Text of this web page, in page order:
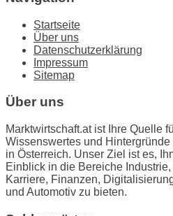
Startseite
Über uns
Datenschutzerklärung
Impressum
Sitemap
Über uns
Marktwirtschaft.at ist Ihre Quelle
Wissenswertes und
in Österreich. Unser Ziel ist es,
Einblick in die Bereiche
Karriere, Finanzen,
und Automotiv zu bieten.